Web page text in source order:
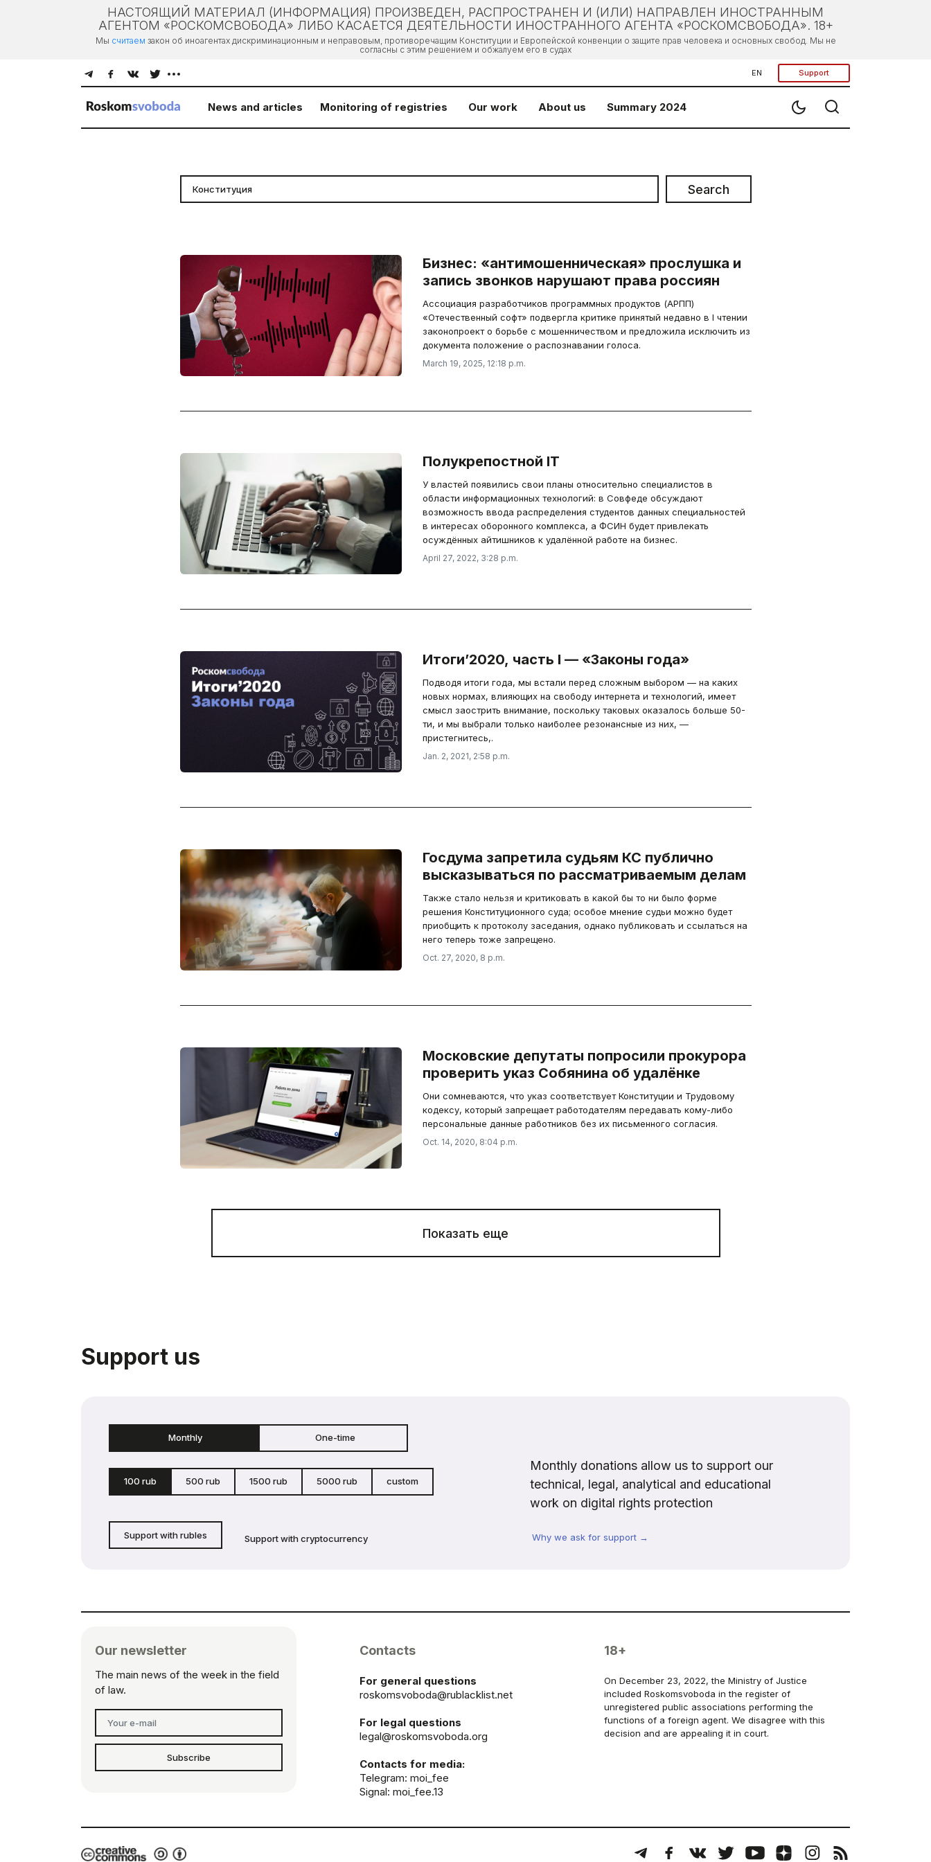
НАСТОЯЩИЙ МАТЕРИАЛ (ИНФОРМАЦИЯ) ПРОИЗВЕДЕН, РАСПРОСТРАНЕН И (ИЛИ) НАПРАВЛЕН ИНОСТРАННЫМ
АГЕНТОМ «РОСКОМСВОБОДА» ЛИБО КАСАЕТСЯ ДЕЯТЕЛЬНОСТИ ИНОСТРАННОГО АГЕНТА «РОСКОМСВОБОДА». 18+
Мы считаем закон об иноагентах дискриминационным и неправовым, противоречащим Конституции и Европейской конвенции о защите прав человека и основных свобод. Мы не
согласны с этим решением и обжалуем его в судах
EN Support
News and articles Monitoring of registries Our work About us Summary 2024
Search
Бизнес: «антимошенническая» прослушка и
запись звонков нарушают права россиян
Ассоциация разработчиков программных продуктов (АРПП)
«Отечественный софт» подвергла критике принятый недавно в I чтении
законопроект о борьбе с мошенничеством и предложила исключить из
документа положение о распознавании голоса.
March 19, 2025, 12:18 p.m.
Полукрепостной IT
У властей появились свои планы относительно специалистов в
области информационных технологий: в Совфеде обсуждают
возможность ввода распределения студентов данных специальностей
в интересах оборонного комплекса, а ФСИН будет привлекать
осуждённых айтишников к удалённой работе на бизнес.
April 27, 2022, 3:28 p.m.
Итоги’2020, часть I — «Законы года»
Подводя итоги года, мы встали перед сложным выбором — на каких
новых нормах, влияющих на свободу интернета и технологий, имеет
смысл заострить внимание, поскольку таковых оказалось больше 50-
ти, и мы выбрали только наиболее резонансные из них, —
пристегнитесь,.
Jan. 2, 2021, 2:58 p.m.
Госдума запретила судьям КС публично
высказываться по рассматриваемым делам
Также стало нельзя и критиковать в какой бы то ни было форме
решения Конституционного суда; особое мнение судьи можно будет
приобщить к протоколу заседания, однако публиковать и ссылаться на
него теперь тоже запрещено.
Oct. 27, 2020, 8 p.m.
Московские депутаты попросили прокурора
проверить указ Собянина об удалёнке
Они сомневаются, что указ соответствует Конституции и Трудовому
кодексу, который запрещает работодателям передавать кому-либо
персональные данные работников без их письменного согласия.
Oct. 14, 2020, 8:04 p.m.
Показать еще
Support us
Monthly One-time
100 rub 500 rub 1500 rub 5000 rub custom
Support with rubles Support with cryptocurrency
Monthly donations allow us to support our
technical, legal, analytical and educational
work on digital rights protection
Why we ask for support →
Our newsletter
The main news of the week in the field
of law.
Subscribe
Contacts
For general questions
roskomsvoboda@rublacklist.net
For legal questions
legal@roskomsvoboda.org
Contacts for media:
Telegram: moi_fee
Signal: moi_fee.13
18+
On December 23, 2022, the Ministry of Justice
included Roskomsvoboda in the register of
unregistered public associations performing the
functions of a foreign agent. We disagree with this
decision and are appealing it in court.